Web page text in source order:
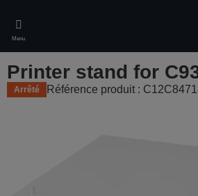
main
content
Menu
Printer stand for
Arrêté Référence produit :